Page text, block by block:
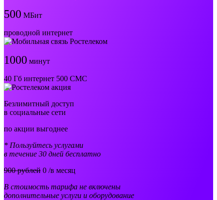
500 МБит
проводной интернет
1000 минут
40 Гб интернет 500 СМС
Безлимитный доступ
в социальные сети
по акции выгоднее
* Пользуйтесь услугами
в течение 30 дней бесплатно
900 рублей 0 /в месяц
В стоимость тарифа не включены
дополнительные услуги и оборудование